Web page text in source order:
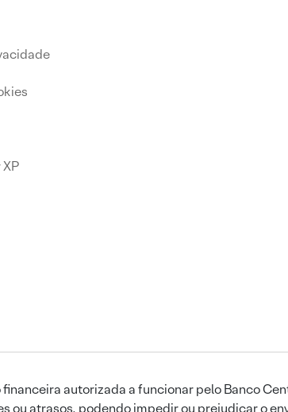
autorizada a funcionar pelo Banco
ou atrasos, podendo impedir ou prejudicar o